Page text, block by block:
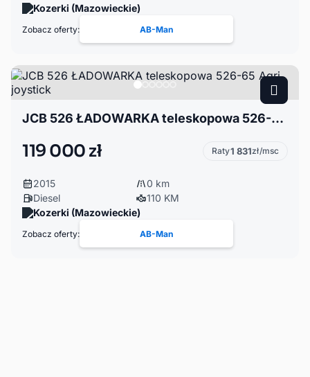
Kozerki (Mazowieckie)
Zobacz oferty: AB-Man
JCB 526 ŁADOWARKA teleskopowa 526-65 Agri, joystick
119 000 zł Raty1 831zł/msc
2015
0 km
Diesel
110 KM
Kozerki (Mazowieckie)
Zobacz oferty: AB-Man